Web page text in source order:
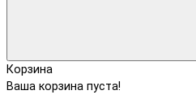
Корзина
Ваша корзина пуста!